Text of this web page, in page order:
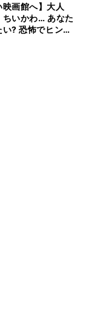
映画館へ】大人
ちいかわ… あなた
? 恐怖でヒンヤ
目する最新映画5